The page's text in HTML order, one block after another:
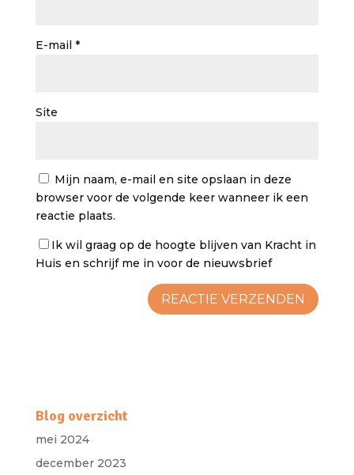
E-mail *
Site
Mijn naam, e-mail en site opslaan in deze
browser voor de volgende keer wanneer ik een
reactie plaats.
Ik wil graag op de hoogte blijven van Kracht in
Huis en schrijf me in voor de nieuwsbrief
Blog overzicht
mei 2024
december 2023